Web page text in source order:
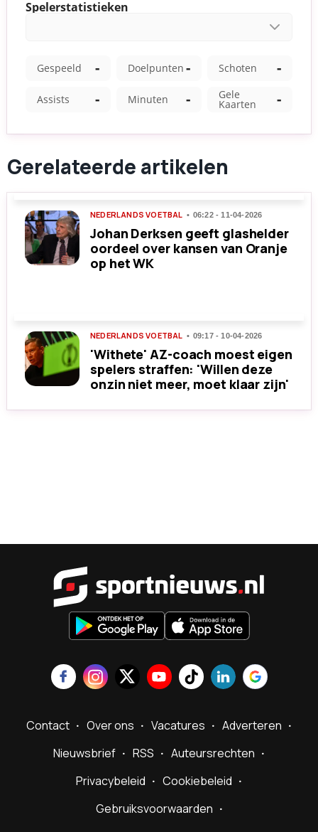
Gerelateerde artikelen
NEDERLANDS VOETBAL 06:22 - 11-04-2026
Johan Derksen geeft glashelder
oordeel over kansen van Oranje
op het WK
NEDERLANDS VOETBAL 09:17 - 10-04-2026
'Withete' AZ-coach moest eigen
spelers straffen: 'Willen deze
onzin niet meer, moet klaar zijn'
Contact Over ons Vacatures
Adverteren
Nieuwsbrief
RSS
Auteursrechten
Privacybeleid
Cookiebeleid
Gebruiksvoorwaarden